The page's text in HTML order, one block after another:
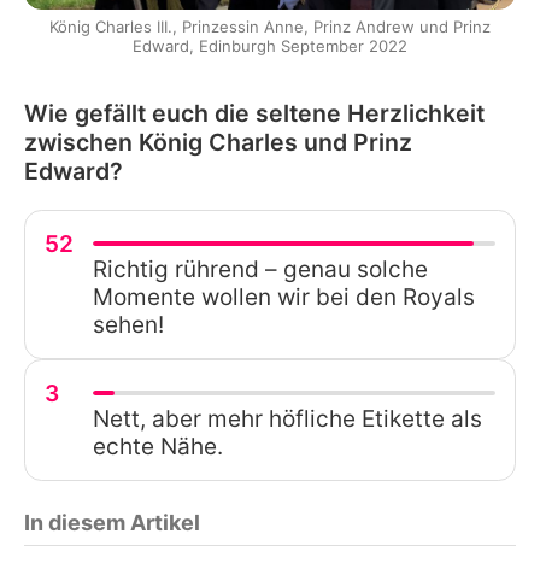
König Charles III., Prinzessin Anne, Prinz Andrew und Prinz
Edward, Edinburgh September 2022
Wie gefällt euch die seltene Herzlichkeit
zwischen König Charles und Prinz
Edward?
52
Richtig rührend – genau solche
Momente wollen wir bei den Royals
sehen!
3
Nett, aber mehr höfliche Etikette als
echte Nähe.
In diesem Artikel